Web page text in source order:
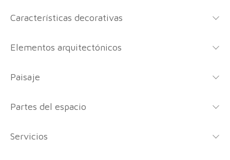
Características decorativas
Elementos arquitectónicos
Paisaje
Partes del espacio
Servicios